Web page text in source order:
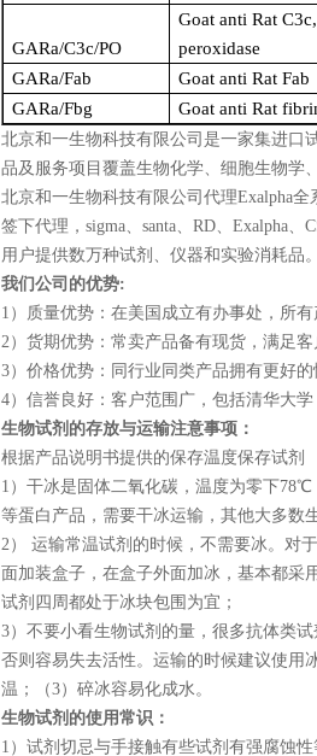
GARa/C3c/PO
Goat anti Rat
peroxidase
GARa/Fab
Goat anti Rat Fab
GARa/Fbg
Goat anti Rat
北京和一生物科技有限公司是一家集进口
品及服务项目覆盖生物化学、细胞生物学
北京和一生物科技有限公司代理Exalpha全
签下代理， sigma、 santa、 RD、 Exalpha、
用户提供数万种试剂、仪器和实验消耗品。
我们公司的优势:
1 ）质量优势：在美国成立有办事处，所
2）货期优势：常卖产品备有现货，满足
3）价格优势：同行业同类产品拥有更好
4）信誉良好：客户范围广，包括清华大
生物试剂的存放与运输注意事项：
根据产品说明书提供的保存温度保存试剂
1 ）干冰是固体二氧化碳，温度为零下78℃
等蛋白产品，需要干冰运输，其他大多数
2） 运输常温试剂的时候，不需要冰。对
面加装盒子，在盒子外面加冰，基本都采
试剂四周都处于冰块包围为宜；
3）不要小看生物试剂的量，很多抗体类
否则容易失去活性。运输的时候建议使用
温；（3）碎冰容易化成水。
生物试剂的使用常识：
1 ）试剂切忌与手接触有些试剂有强腐蚀性